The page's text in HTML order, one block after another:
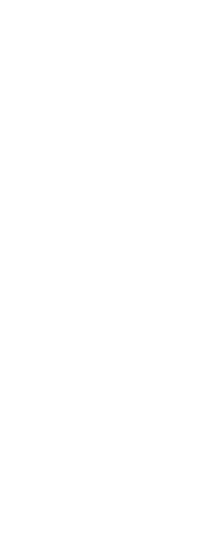
Condenado a dos
a una menor tras
Persecución en
interviene más de 800
El incendio de
personas que siguen
Las marcas
Centro de Málaga: la
Moreno pide
incendio de Niebla,
340 personas más
Niebla, que mantiene